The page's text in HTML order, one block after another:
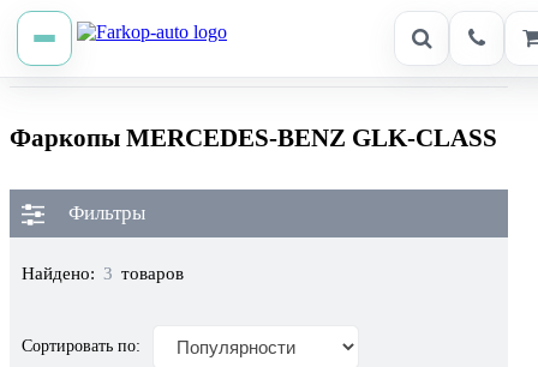
Фаркопы MERCEDES-BENZ GLK-CLASS
Фильтры
Найдено: 3 товаров
Сортировать по: